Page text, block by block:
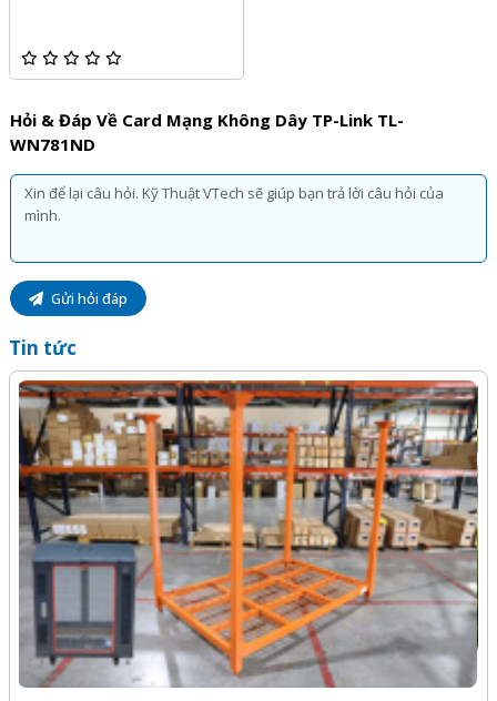
Hỏi & Đáp Về Card Mạng Không Dây TP-Link TL-
WN781ND
Gửi hỏi đáp
Tin tức